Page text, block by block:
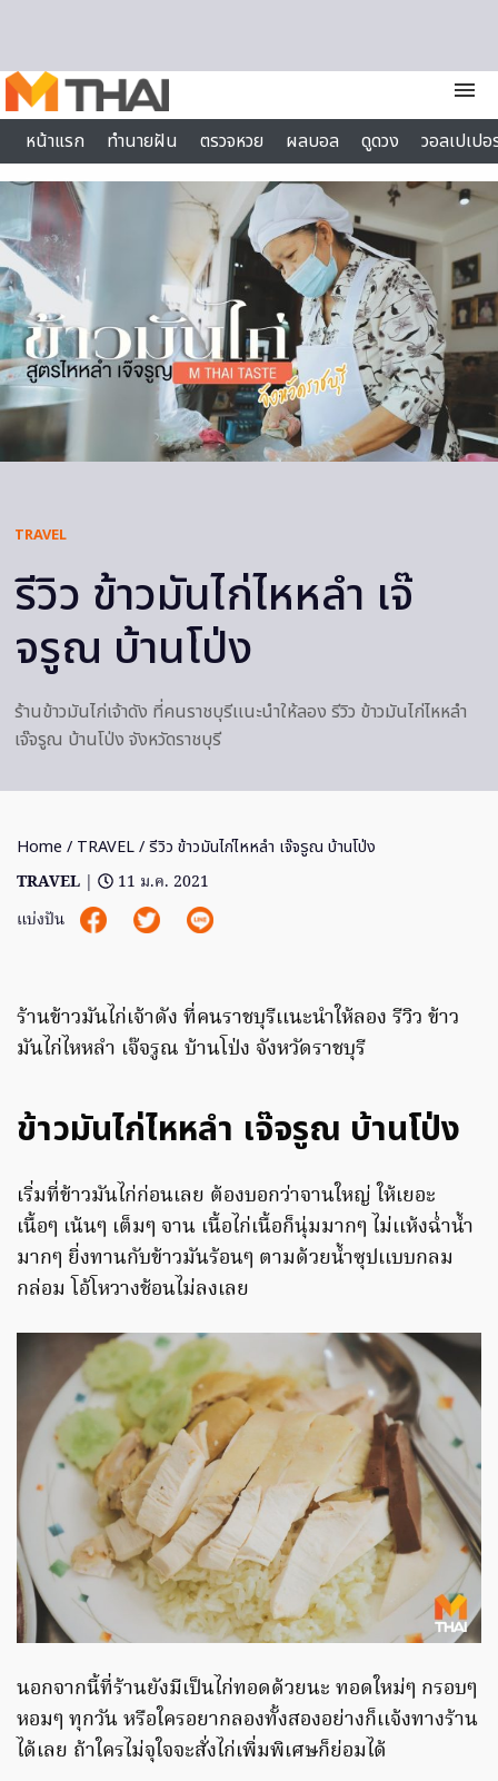
menu
หน้าแรก
ทำนายฝัน ตรวจหวย ผลบอล ดูดวง
วอลเปเป
ไลฟ์สไตล์
TRAVEL
รีวิว ข้าวมันไก่ไหหลำ เจ๊
จรูณ บ้านโป่ง
ร้านข้าวมันไก่เจ้าดัง ที่คนราชบุรีเเนะนำให้ลอง รีวิว ข้าวมันไก่ไหหลำ
เจ๊จรูณ บ้านโป่ง จังหวัดราชบุรี
Home / TRAVEL/ รีวิว ข้าวมันไก่ไหหลำ เจ๊จรูณ บ้านโป่ง
TRAVEL |
11 ม.ค. 2021
แบ่งปัน
ร้านข้าวมันไก่เจ้าดัง ที่คนราชบุรีเเนะนำให้ลอง รีวิว ข้าว
มันไก่ไหหลำ เจ๊จรูณ บ้านโป่ง จังหวัดราชบุรี
ข้าวมันไก่ไหหลำ เจ๊จรูณ บ้านโป่ง
เริ่มที่ข้าวมันไก่ก่อนเลย ต้องบอกว่าจานใหญ่ ให้เยอะ
เนื้อๆ เน้นๆ เต็มๆ จาน เนื้อไก่เนื้อก็นุ่มมากๆ ไม่เเห้งฉ่ำนํ้า
มากๆ ยิ่งทานกับข้าวมันร้อนๆ ตามด้วยนํ้าซุปเเบบกลม
กล่อม โอ้โหวางช้อนไม่ลงเลย
นอกจากนี้ที่ร้านยังมีเป็นไก่ทอดด้วยนะ ทอดใหม่ๆ กรอบๆ
หอมๆ ทุกวัน หรือใครอยากลองทั้งสองอย่างก็เเจ้งทางร้าน
ได้เลย ถ้าใครไม่จุใจจะสั่งไก่เพิ่มพิเศษก็ย่อมได้